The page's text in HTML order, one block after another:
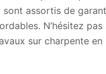
assortis de
N’hésitez
sur charpente